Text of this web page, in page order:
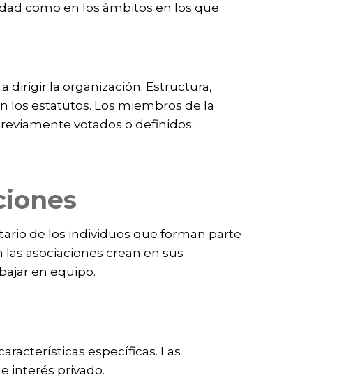
como en los ámbitos en los que
dirigir la organización. Estructura,
los estatutos. Los miembros de la
votados o definidos.
de los individuos que forman parte
asociaciones crean en sus
en equipo.
específicas. Las
interés privado.